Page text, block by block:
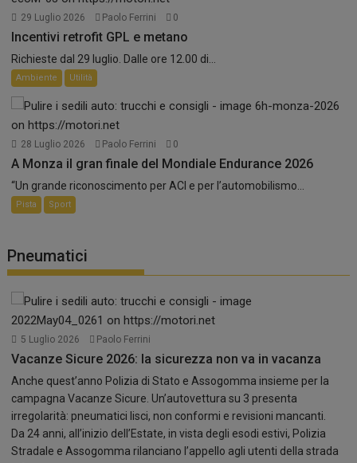
29 Luglio 2026 Paolo Ferrini 0
Incentivi retrofit GPL e metano
Richieste dal 29 luglio. Dalle ore 12.00 di...
Ambiente Utilità
28 Luglio 2026 Paolo Ferrini 0
A Monza il gran finale del Mondiale Endurance 2026
“Un grande riconoscimento per ACI e per l’automobilismo...
Pista Sport
Pneumatici
5 Luglio 2026 Paolo Ferrini
Vacanze Sicure 2026: la sicurezza non va in vacanza
Anche quest’anno Polizia di Stato e Assogomma insieme per la
campagna Vacanze Sicure. Un’autovettura su 3 presenta
irregolarità: pneumatici lisci, non conformi e revisioni mancanti.
Da 24 anni, all’inizio dell’Estate, in vista degli esodi estivi, Polizia
Stradale e Assogomma rilanciano l’appello agli utenti della strada